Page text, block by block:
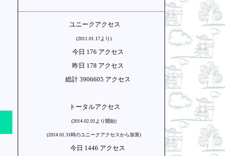
ユニークアクセス
(2011.01.17より)
今日 176 アクセス
昨日 178 アクセス
総計 3906605 アクセス
トータルアクセス
(2014.02.01より開始)
(2014.01.31時のユニークアクセスから加算)
今日 1446 アクセス